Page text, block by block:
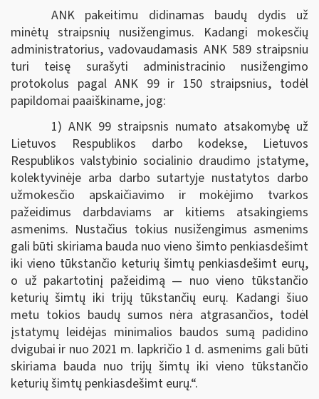
ANK pakeitimu didinamas baudų dydis už
minėtų straipsnių nusižengimus. Kadangi mokesčių
administratorius, vadovaudamasis ANK 589 straipsniu
turi teisę surašyti administracinio nusižengimo
protokolus pagal ANK 99 ir 150 straipsnius, todėl
papildomai paaiškiname, jog:
1) ANK 99 straipsnis numato atsakomybę už
Lietuvos Respublikos darbo kodekse, Lietuvos
Respublikos valstybinio socialinio draudimo įstatyme,
kolektyvinėje arba darbo sutartyje nustatytos darbo
užmokesčio apskaičiavimo ir mokėjimo tvarkos
pažeidimus darbdaviams ar kitiems atsakingiems
asmenims. Nustačius tokius nusižengimus asmenims
gali būti skiriama bauda nuo vieno šimto penkiasdešimt
iki vieno tūkstančio keturių šimtų penkiasdešimt eurų,
o už pakartotinį pažeidimą — nuo vieno tūkstančio
keturių šimtų iki trijų tūkstančių eurų. Kadangi šiuo
metu tokios baudų sumos nėra atgrasančios, todėl
įstatymų leidėjas minimalios baudos sumą padidino
dvigubai ir nuo 2021 m. lapkričio 1 d. asmenims gali būti
skiriama bauda nuo trijų šimtų iki vieno tūkstančio
keturių šimtų penkiasdešimt eurų.“.